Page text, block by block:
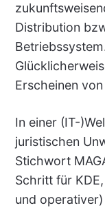
Distribution
Erscheinen von
In einer (IT-
juristischen
Stichwort
Schritt für
und